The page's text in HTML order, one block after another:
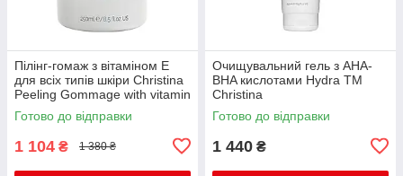
Пілінг-гомаж з вітаміном Е
для всіх типів шкіри Christina
Peeling Gommage with vitamin
E, 250 мл
Готово до відправки
1 104 ₴ 1 380 ₴
Очищувальний гель з AHA-
BHA кислотами Hydra TM
Christina
Готово до відправки
1 440 ₴